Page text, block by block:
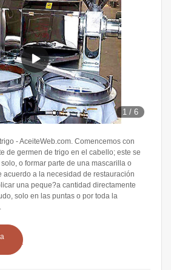
1 /6
- AceiteWeb.com. Comencemos con
de germen de trigo en el cabello; este se
o formar parte de una mascarilla o
acuerdo a la necesidad de restauración
una peque?a cantidad directamente
solo en las puntas o por toda la